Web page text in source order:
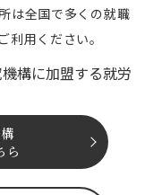
は全国で多くの就職
⽤ください。
ら